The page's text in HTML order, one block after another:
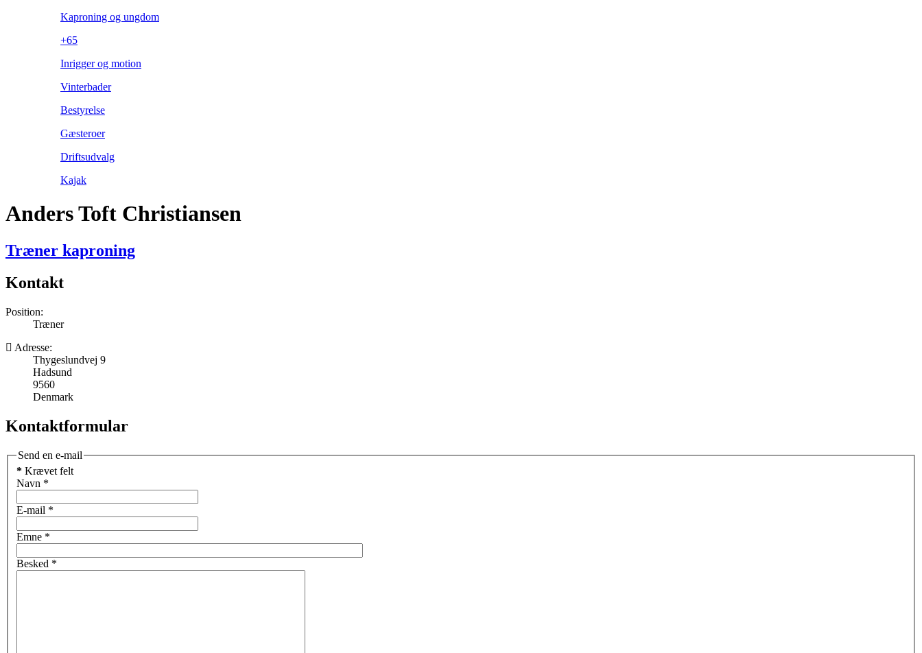
Kaproning og ungdom
+65
Inrigger og motion
Vinterbader
Bestyrelse
Gæsteroer
Driftsudvalg
Kajak
Anders Toft Christiansen
Træner kaproning
Kontakt
Position:
Træner
Adresse:
Thygeslundvej 9
Hadsund
9560
Denmark
Kontaktformular
Send en e-mail
* Krævet felt
Navn *
E-mail *
Emne *
Besked *